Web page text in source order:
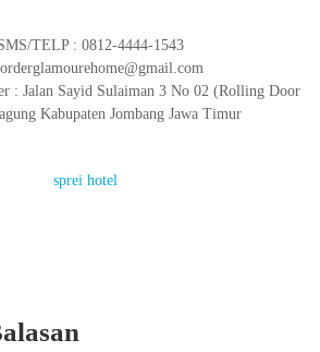
TELP : 0812-4444-1543
: Jalan Sayid Sulaiman 3 No 02 (Rolling Door
Kabupaten Jombang Jawa Timur